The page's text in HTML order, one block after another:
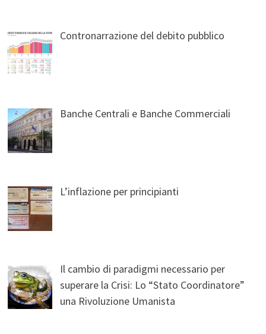
Contronarrazione del debito pubblico
Banche Centrali e Banche Commerciali
L’inflazione per principianti
Il cambio di paradigmi necessario per
superare la Crisi: Lo “Stato Coordinatore”
una Rivoluzione Umanista